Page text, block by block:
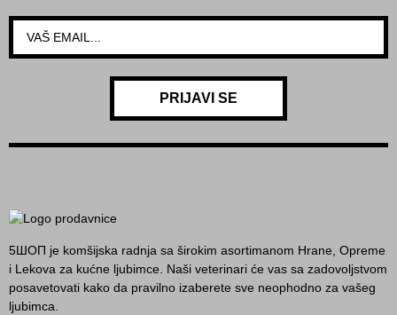
PRIJAVI SE
5ШОП je komšijska radnja sa širokim asortimanom Hrane, Opreme
i Lekova za kućne ljubimce. Naši veterinari će vas sa zadovoljstvom
posavetovati kako da pravilno izaberete sve neophodno za vašeg
ljubimca.